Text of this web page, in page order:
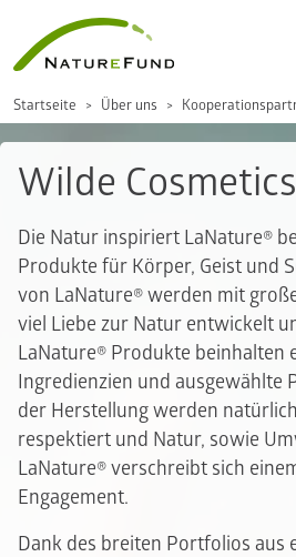
Startseite Über uns
Wilde
Die Natur inspiriert LaNature®
Produkte für Körper, Geist und
von LaNature® werden mit
viel Liebe zur Natur entwickelt
LaNature® Produkte beinhalten
Ingredienzien und ausgewählte
der Herstellung werden
respektiert und Natur, sowie
LaNature® verschreibt sich
Engagement.
Dank des breiten Portfolios aus